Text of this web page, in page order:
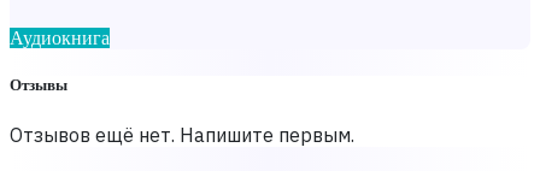
Аудиокнига
Отзывы
Отзывов ещё нет. Напишите первым.